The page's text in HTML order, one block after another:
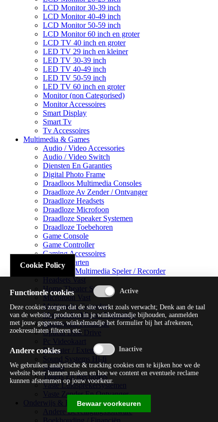
LCD Monitor 30-39 inch
LCD Monitor 40-49 inch
LCD Monitor 50-59 inch
LCD Monitor 60 inch en groter
LCD TV 40 inch en groter
LED TV 29 inch en kleiner
LED TV 30-39 inch
LED TV 40-49 inch
LED TV 50-59 inch
LED TV 60 inch en groter
Monitor (non Categorised)
Monitor Accessoires
Smart Display
Smart Tv
Tv Accessoires
Multimedia & Games
Audio / Video Accessories
Audio / Video Switch
Diensten En Garanties
Digital Photo Frame
Draadloos Multimedia Consoles
Draadloze Av Zender / Ontvanger
Draadloze Headsets
Draadloze Microfoon
Draadloze Speaker Systemen
Draadloze Toebehoren
Game Console
Game Controller
Gaming Accessoires
Geluidskaarten
Handheld Multimedia Speler / Recorder
Headsets Vast
Home Theater Systems
Microfoon Vast
Multimedia Consoles
Multimedia Mixer / Versterker
Multimedia Productie
Optical Disk Drive
Pc Videokaart
Repeater / Extender
Sound Systems Hi-fi
Splitter
Tuners En Recorders
Vaste Luidsprekersystemen
Vaste Zender En Ontvanger
Onderwijs & Recreatie
Andere Beveiligingssoftware
Cookie Policy
Functionele cookies
Deze cookies zorgen dat de site werkt zoals verwacht; Denk aan de taal
van de website, producten in je winkelmandje bijhouden, aanmelden
met jouw gegevens, winkelmandje het formulier bij het afrekenen,
zoekresultaten filteren etc.
Andere cookies
We gebruiken analytische & tracking cookies om te kijken hoe we de
website beter kunnen maken en hoe we content en eventuele reclame
kunnen afstemmen op jouw voorkeur.
Bewaar voorkeuren